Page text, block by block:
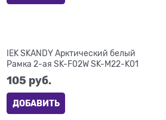
IEK SKANDY Арктический белый
Рамка 2-ая SK-F02W SK-M22-K01
105 руб.
ДОБАВИТЬ